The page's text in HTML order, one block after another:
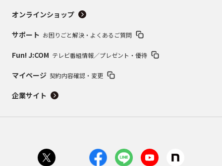
オンラインショップ
サポート お困りごと解決・よくあるご質問
Fun! J:COM テレビ番組情報／プレゼント・優待
マイページ 契約内容確認・変更
企業サイト